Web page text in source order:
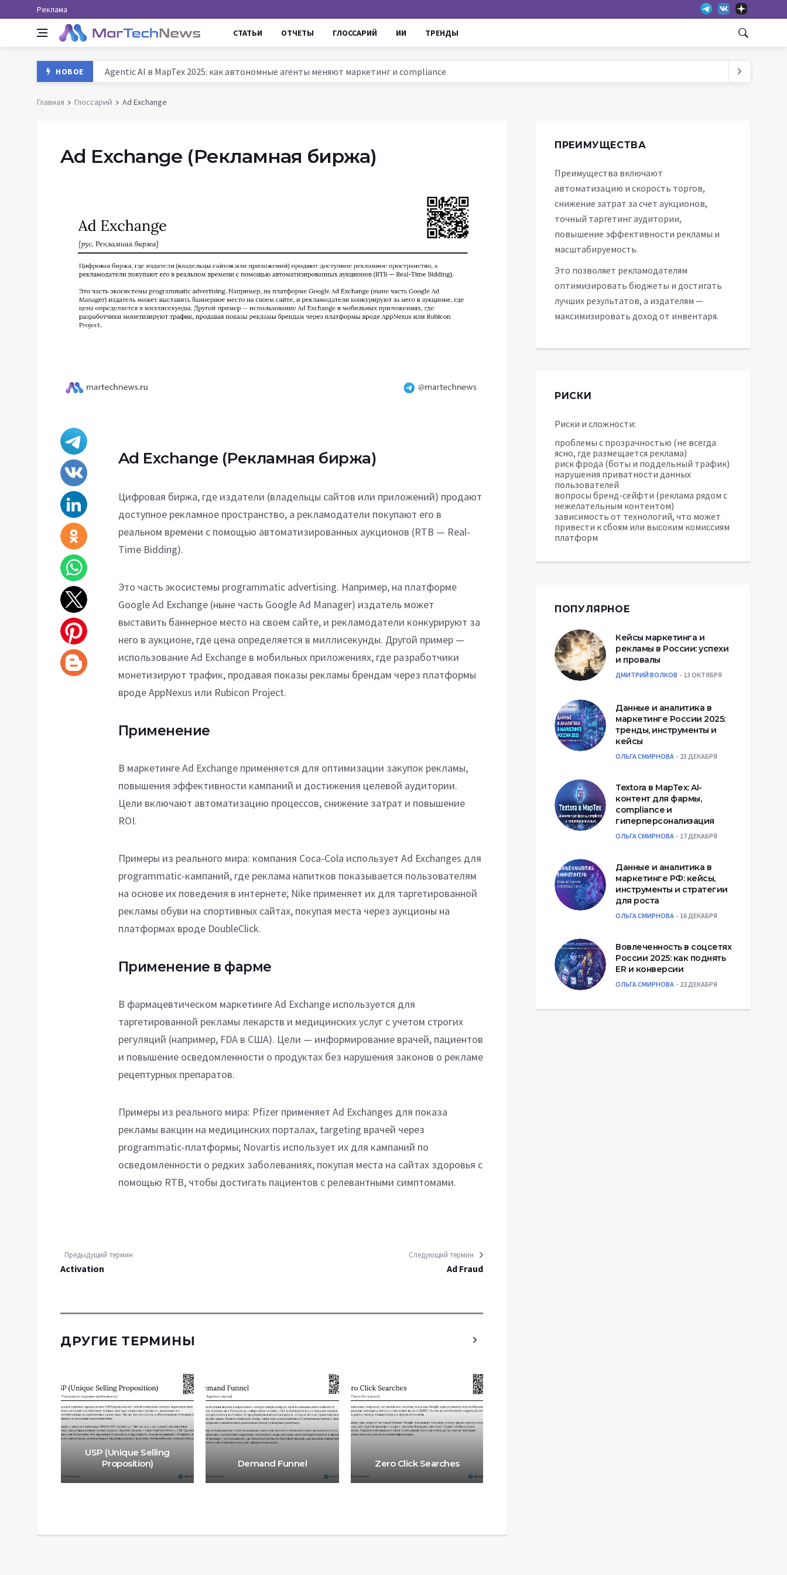
Реклама
СТАТЬИ ОТЧЕТЫ ГЛОССАРИЙ ИИ ТРЕНДЫ
НОВОЕ
Данные и аналитика в маркетинге России 2025: тренды, инструменты и кейсы
Главная Глоссарий Ad Exchange
Ad Exchange (Рекламная биржа)
Ad Exchange (Рекламная биржа)
Цифровая биржа, где издатели (владельцы сайтов или приложений) продают
доступное рекламное пространство, а рекламодатели покупают его в
реальном времени с помощью автоматизированных аукционов (RTB — Real-
Time Bidding).
Это часть экосистемы programmatic advertising. Например, на платформе
Google Ad Exchange (ныне часть Google Ad Manager) издатель может
выставить баннерное место на своем сайте, и рекламодатели конкурируют за
него в аукционе, где цена определяется в миллисекунды. Другой пример —
использование Ad Exchange в мобильных приложениях, где разработчики
монетизируют трафик, продавая показы рекламы брендам через платформы
вроде AppNexus или Rubicon Project.
Применение
В маркетинге Ad Exchange применяется для оптимизации закупок рекламы,
повышения эффективности кампаний и достижения целевой аудитории.
Цели включают автоматизацию процессов, снижение затрат и повышение
ROI.
Примеры из реального мира: компания Coca-Cola использует Ad Exchanges для
programmatic-кампаний, где реклама напитков показывается пользователям
на основе их поведения в интернете; Nike применяет их для таргетированной
рекламы обуви на спортивных сайтах, покупая места через аукционы на
платформах вроде DoubleClick.
Применение в фарме
В фармацевтическом маркетинге Ad Exchange используется для
таргетированной рекламы лекарств и медицинских услуг с учетом строгих
регуляций (например, FDA в США). Цели — информирование врачей, пациентов
и повышение осведомленности о продуктах без нарушения законов о рекламе
рецептурных препаратов.
Примеры из реального мира: Pfizer применяет Ad Exchanges для показа
рекламы вакцин на медицинских порталах, targeting врачей через
programmatic-платформы; Novartis использует их для кампаний по
осведомленности о редких заболеваниях, покупая места на сайтах здоровья с
помощью RTB, чтобы достигать пациентов с релевантными симптомами.
Предыдущий термин
Activation
Следующий термин
Ad Fraud
ДРУГИЕ ТЕРМИНЫ
USP (Unique Selling
Proposition)
Demand Funnel Zero Click Searches
ПРЕИМУЩЕСТВА
Преимущества включают
автоматизацию и скорость торгов,
снижение затрат за счет аукционов,
точный таргетинг аудитории,
повышение эффективности рекламы и
масштабируемость.
Это позволяет рекламодателям
оптимизировать бюджеты и достигать
лучших результатов, а издателям —
максимизировать доход от инвентаря.
РИСКИ
Риски и сложности:
проблемы с прозрачностью (не всегда
ясно, где размещается реклама)
риск фрода (боты и поддельный трафик)
нарушения приватности данных
пользователей
вопросы бренд-сейфти (реклама рядом с
нежелательным контентом)
зависимость от технологий, что может
привести к сбоям или высоким комиссиям
платформ
ПОПУЛЯРНОЕ
Кейсы маркетинга и
рекламы в России: успехи
и провалы
ДМИТРИЙ ВОЛКОВ 13 ОКТЯБРЯ
Данные и аналитика в
маркетинге России 2025:
тренды, инструменты и
кейсы
ОЛЬГА СМИРНОВА 23 ДЕКАБРЯ
Textora в МарТех: AI-
контент для фармы,
compliance и
гиперперсонализация
ОЛЬГА СМИРНОВА 17 ДЕКАБРЯ
Данные и аналитика в
маркетинге РФ: кейсы,
инструменты и стратегии
для роста
ОЛЬГА СМИРНОВА 16 ДЕКАБРЯ
Вовлеченность в соцсетях
России 2025: как поднять
ER и конверсии
ОЛЬГА СМИРНОВА 22 ДЕКАБРЯ